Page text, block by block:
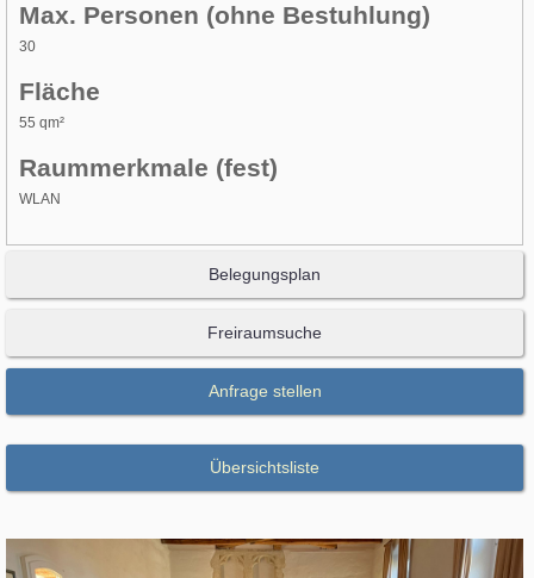
Max. Personen (ohne Bestuhlung)
30
Fläche
55 qm²
Raummerkmale (fest)
WLAN
Belegungsplan
Freiraumsuche
Anfrage stellen
Übersichtsliste